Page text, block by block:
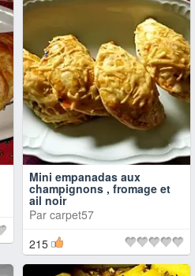
Mini empanadas aux
champignons , fromage et
ail noir
Par carpet57
215